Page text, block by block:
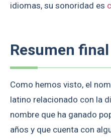
idiomas, su sonoridad es
Resumen final
Como hemos visto, el
latino relacionado con la
nombre que ha ganado
años y que cuenta con